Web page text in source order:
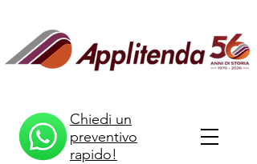
Chiedi un
preventivo
rapido!